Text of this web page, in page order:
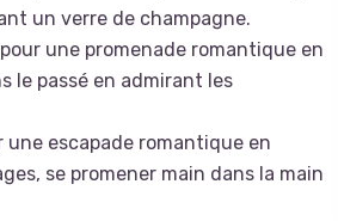
un verre de champagne.
une promenade romantique en
le passé en admirant les
une escapade romantique en
se promener main dans la main